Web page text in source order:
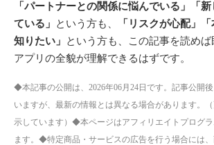
「パートナーとの関係に悩んでいる」「
ている」
という方も、
「リスクが心配」
知りたい」
という方も、この記事を読め
アプリの全貌が理解できるはずです。
◆本記事の公開は、2026年06月24日です。記事公開
いますが、最新の情報とは異なる場合があります。
示しています）◆本ページはアフィリエイトプログ
ます。◆特定商品・サービスの広告を行う場合には